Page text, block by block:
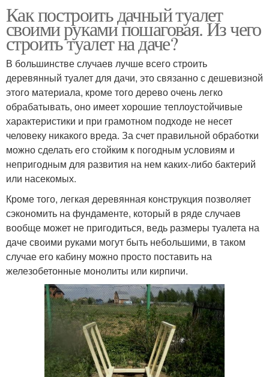
Как построить дачный туалет
своими руками пошаговая. Из чего
строить туалет на даче?
В большинстве случаев лучше всего строить
деревянный туалет для дачи, это связанно с дешевизной
этого материала, кроме того дерево очень легко
обрабатывать, оно имеет хорошие теплоустойчивые
характеристики и при грамотном подходе не несет
человеку никакого вреда. За счет правильной обработки
можно сделать его стойким к погодным условиям и
непригодным для развития на нем каких-либо бактерий
или насекомых.
Кроме того, легкая деревянная конструкция позволяет
сэкономить на фундаменте, который в ряде случаев
вообще может не пригодиться, ведь размеры туалета на
даче своими руками могут быть небольшими, в таком
случае его кабину можно просто поставить на
железобетонные монолиты или кирпичи.